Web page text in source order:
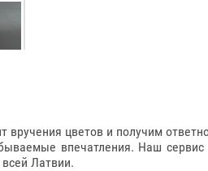
цветов и получим
впечатления. Наш
Латвии.